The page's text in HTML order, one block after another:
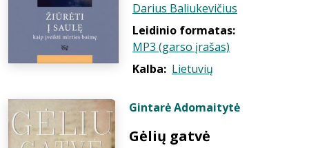
Darius Baliukevičius
Leidinio formatas:
MP3 (garso įrašas)
Kalba: Lietuvių
Gintarė Adomaitytė
Gėlių gatvė